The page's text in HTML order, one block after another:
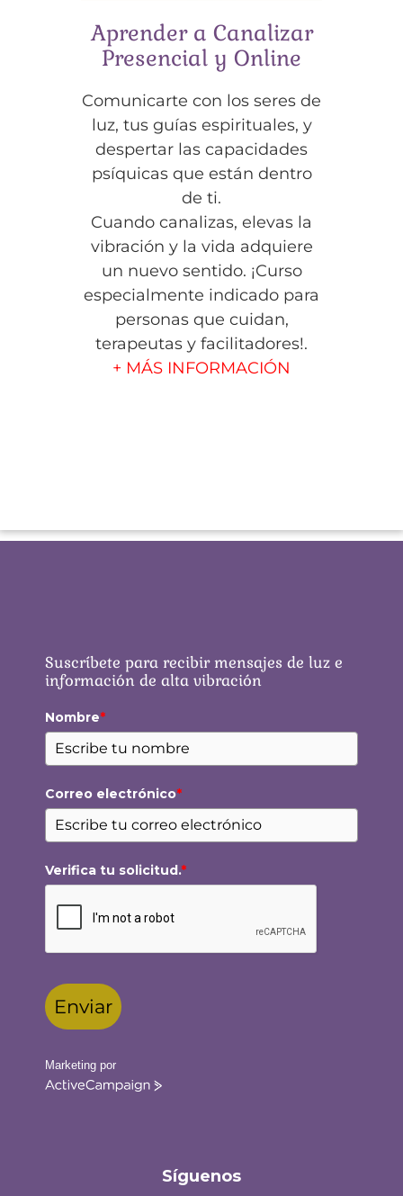
Aprender a Canalizar
Presencial y Online
Comunicarte con los seres de
luz, tus guías espirituales, y
despertar las capacidades
psíquicas que están dentro
de ti.
Cuando canalizas, elevas la
vibración y la vida adquiere
un nuevo sentido. ¡Curso
especialmente indicado para
personas que cuidan,
terapeutas y facilitadores!.
+ MÁS INFORMACIÓN
Suscríbete para recibir mensajes de luz e
información de alta vibración
Nombre*
Correo electrónico*
Verifica tu solicitud.*
Enviar
Marketing por
ActiveCampaign
Síguenos